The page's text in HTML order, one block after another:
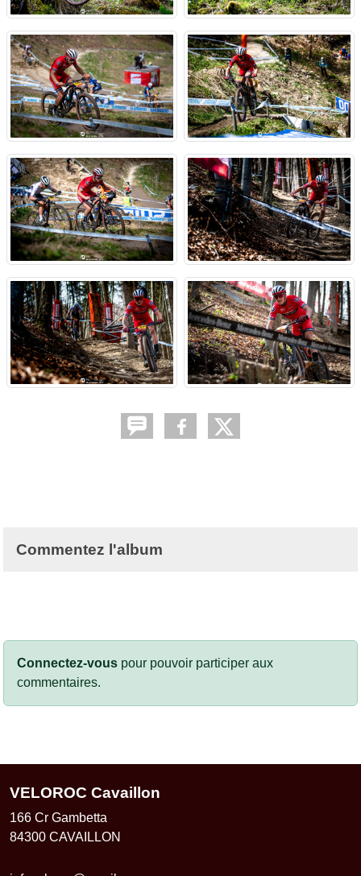
Commentez l'album
Connectez-vous pour pouvoir participer aux
commentaires.
VELOROC Cavaillon
166 Cr Gambetta
84300 CAVAILLON